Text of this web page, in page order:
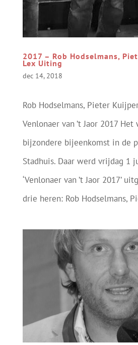
2017 – Rob Hodselmans,
Lex Uiting
dec 14, 2018
Rob Hodselmans, Pieter
Venlonaer van ’t Jaor 2017 Het
bijzondere bijeenkomst in de
Stadhuis. Daar werd vrijdag 1
‘Venlonaer van ’t Jaor 2017’
drie heren: Rob Hodselmans,